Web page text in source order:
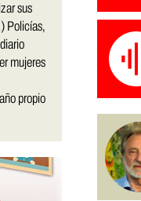
sus
Policías,
mujeres
propio